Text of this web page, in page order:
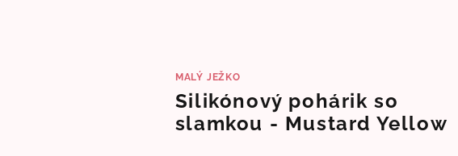
MALÝ JEŽKO
Silikónový pohárik so
slamkou - Mustard Yellow